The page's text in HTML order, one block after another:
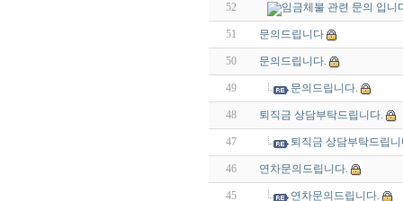
52 임금체불 관련 문의 입니
51 문의드립니다
50 문의드립니다.
49 문의드립니다.
48 퇴직금 상담부탁드립니다.
47 퇴직금 상담부탁드립니
46 연차문의드립니다.
45 연차문의드립니다.